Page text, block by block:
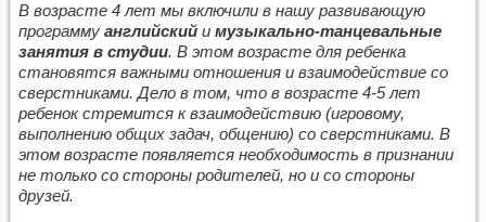
В возрасте 4 лет мы включили в нашу развивающую
программу английский и музыкально-танцевальные
занятия в студии. В этом возрасте для ребенка
становятся важными отношения и взаимодействие со
сверстниками. Дело в том, что в возрасте 4-5 лет
ребенок стремится к взаимодействию (игровому,
выполнению общих задач, общению) со сверстниками. В
этом возрасте появляется необходимость в признании
не только со стороны родителей, но и со стороны
друзей.